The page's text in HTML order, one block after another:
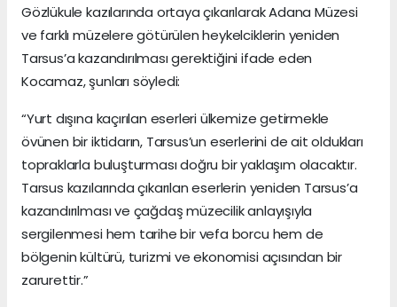
Gözlükule kazılarında ortaya çıkarılarak Adana Müzesi
ve farklı müzelere götürülen heykelciklerin yeniden
Tarsus’a kazandırılması gerektiğini ifade eden
Kocamaz, şunları söyledi:
“Yurt dışına kaçırılan eserleri ülkemize getirmekle
övünen bir iktidarın, Tarsus’un eserlerini de ait oldukları
topraklarla buluşturması doğru bir yaklaşım olacaktır.
Tarsus kazılarında çıkarılan eserlerin yeniden Tarsus’a
kazandırılması ve çağdaş müzecilik anlayışıyla
sergilenmesi hem tarihe bir vefa borcu hem de
bölgenin kültürü, turizmi ve ekonomisi açısından bir
zarurettir.”